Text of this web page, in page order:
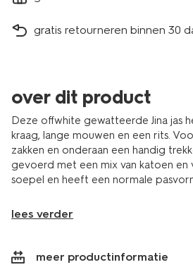
gratis retourneren binnen 30
over dit product
Deze offwhite gewatteerde Jina jas
kraag, lange mouwen en een rits.
zakken en onderaan een handig
gevoerd met een mix van katoen en
soepel en heeft een normale
lees verder
meer productinformatie